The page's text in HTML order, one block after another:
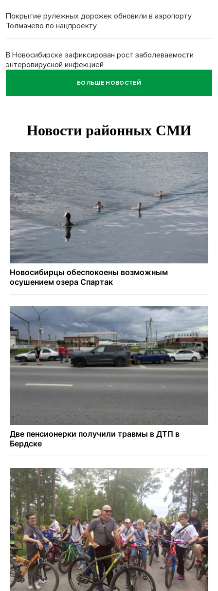
Покрытие рулежных дорожек обновили в аэропорту
Толмачево по нацпроекту
В Новосибирске зафиксирован рост заболеваемости
энтеровирусной инфекцией
БОЛЬШЕ НОВОСТЕЙ